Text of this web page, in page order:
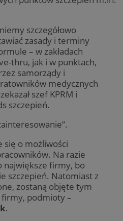
szczegółowo
zasady i terminy
– w zakładach
thru, jak i w punktach,
samorządy i
medycznych
szef KPRM i
szczepień.
się o możliwości
Na razie
największe firmy, bo
szczepień. Natomiast z
zostaną objęte tym
podmioty –
.